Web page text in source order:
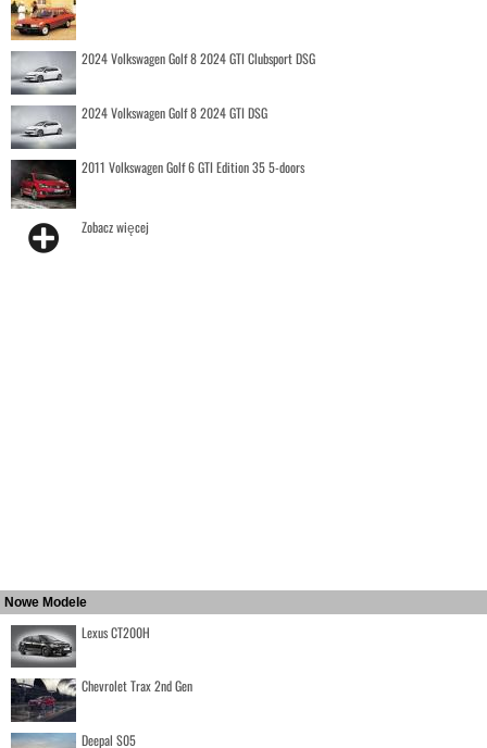
2024 Volkswagen Golf 8 2024 GTI Clubsport DSG
2024 Volkswagen Golf 8 2024 GTI DSG
2011 Volkswagen Golf 6 GTI Edition 35 5-doors
Zobacz więcej
Nowe Modele
Lexus CT200H
Chevrolet Trax 2nd Gen
Deepal S05